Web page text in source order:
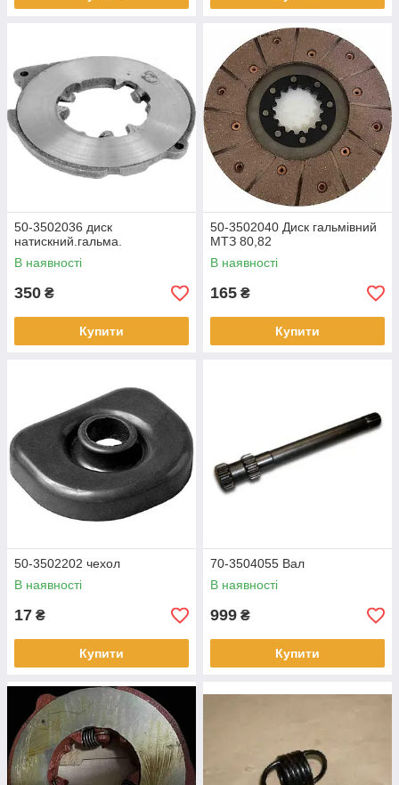
50-3502036 диск
натискний.гальма.
В наявності
350 ₴
Купити
50-3502040 Диск гальмівний
МТЗ 80,82
В наявності
165 ₴
Купити
50-3502202 чехол
В наявності
17 ₴
Купити
70-3504055 Вал
В наявності
999 ₴
Купити